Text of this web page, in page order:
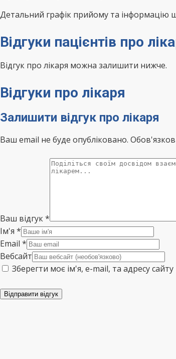
Детальний графік прийому та інформацію
Відгуки пацієнтів про
Відгук про лікаря можна залишити нижче.
Відгуки про лікаря
Залишити відгук про лікаря
Ваш email не буде опубліковано.
Ваш відгук*
Ім'я *
Email *
Вебсайт
Зберегти моє ім'я, e-mail, та адресу
Відправити відгук